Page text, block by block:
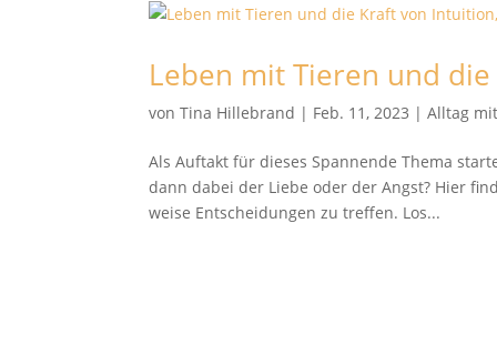
Leben mit Tieren und
vonTina Hillebrand | Feb. 11, 2023 |Alltag
Als Auftakt für dieses Spannende Thema
dann dabei der Liebe oder der Angst? Hier
weise Entscheidungen zu treffen. Los...